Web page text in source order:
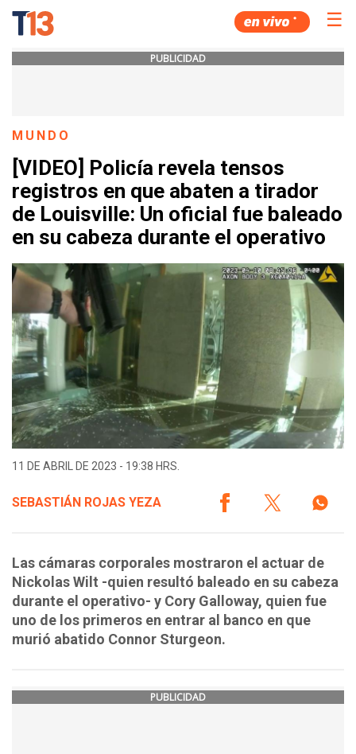
☰
PUBLICIDAD
MUNDO
[VIDEO] Policía revela tensos
registros en que abaten a tirador
de Louisville: Un oficial fue baleado
en su cabeza durante el operativo
11 DE ABRIL DE 2023 - 19:38 HRS.
SEBASTIÁN ROJAS YEZA
Las cámaras corporales mostraron el actuar de
Nickolas Wilt -quien resultó baleado en su cabeza
durante el operativo- y Cory Galloway, quien fue
uno de los primeros en entrar al banco en que
murió abatido Connor Sturgeon.
PUBLICIDAD